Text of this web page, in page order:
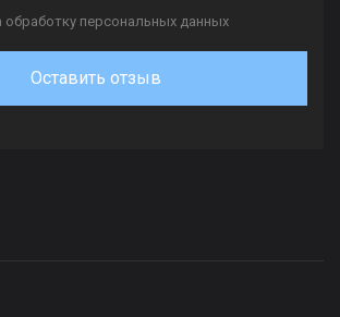
обработку персональных данных
Оставить отзыв